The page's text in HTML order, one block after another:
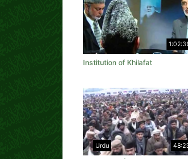
Institution of Khilafat
Urdu